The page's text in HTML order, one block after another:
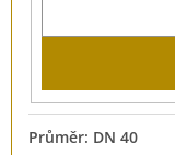
Průměr: DN 40